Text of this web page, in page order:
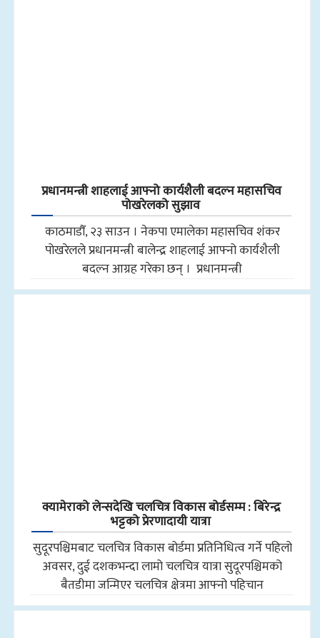
प्रधानमन्त्री शाहलाई आफ्नो कार्यशैली बदल्न महासचिव
पोखरेलको सुझाव
काठमाडौँ, २३ साउन । नेकपा एमालेका महासचिव शंकर
पोखरेलले प्रधानमन्त्री बालेन्द्र शाहलाई आफ्नो कार्यशैली
बदल्न आग्रह गरेका छन् । प्रधानमन्त्री
क्यामेराको लेन्सदेखि चलचित्र विकास बोर्डसम्म : बिरेन्द्र
भट्टको प्रेरणादायी यात्रा
सुदूरपश्चिमबाट चलचित्र विकास बोर्डमा प्रतिनिधित्व गर्ने पहिलो
अवसर, दुई दशकभन्दा लामो चलचित्र यात्रा सुदूरपश्चिमको
बैतडीमा जन्मिएर चलचित्र क्षेत्रमा आफ्नो पहिचान